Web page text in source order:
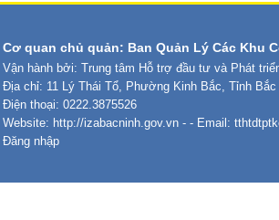
Cơ quan chủ quản: Ban Quản Lý Các Khu
Vận hành bởi: Trung tâm Hỗ trợ đầu tư và Phát
Địa chỉ: 11 Lý Thái Tổ, Phường Kinh Bắc, Tỉnh Bắc
Điện thoại: 0222.3875526
Website: http://izabacninh.gov.vn - - Email:
Đăng nhập